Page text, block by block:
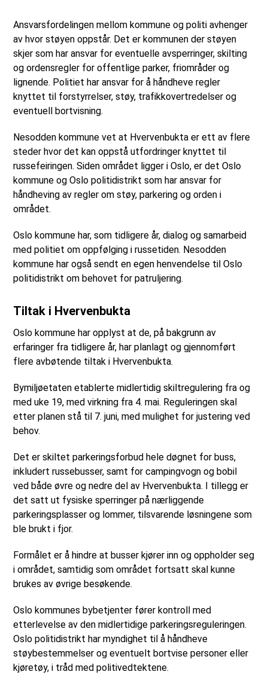
Ansvarsfordelingen mellom kommune og politi avhenger
av hvor støyen oppstår. Det er kommunen der støyen
skjer som har ansvar for eventuelle avsperringer, skilting
og ordensregler for offentlige parker, friområder og
lignende. Politiet har ansvar for å håndheve regler
knyttet til forstyrrelser, støy, trafikkovertredelser og
eventuell bortvisning.
Nesodden kommune vet at Hvervenbukta er ett av flere
steder hvor det kan oppstå utfordringer knyttet til
russefeiringen. Siden området ligger i Oslo, er det Oslo
kommune og Oslo politidistrikt som har ansvar for
håndheving av regler om støy, parkering og orden i
området.
Oslo kommune har, som tidligere år, dialog og samarbeid
med politiet om oppfølging i russetiden. Nesodden
kommune har også sendt en egen henvendelse til Oslo
politidistrikt om behovet for patruljering.
Tiltak i Hvervenbukta
Oslo kommune har opplyst at de, på bakgrunn av
erfaringer fra tidligere år, har planlagt og gjennomført
flere avbøtende tiltak i Hvervenbukta.
Bymiljøetaten etablerte midlertidig skiltregulering fra og
med uke 19, med virkning fra 4. mai. Reguleringen skal
etter planen stå til 7. juni, med mulighet for justering ved
behov.
Det er skiltet parkeringsforbud hele døgnet for buss,
inkludert russebusser, samt for campingvogn og bobil
ved både øvre og nedre del av Hvervenbukta. I tillegg er
det satt ut fysiske sperringer på nærliggende
parkeringsplasser og lommer, tilsvarende løsningene som
ble brukt i fjor.
Formålet er å hindre at busser kjører inn og oppholder seg
i området, samtidig som området fortsatt skal kunne
brukes av øvrige besøkende.
Oslo kommunes bybetjenter fører kontroll med
etterlevelse av den midlertidige parkeringsreguleringen.
Oslo politidistrikt har myndighet til å håndheve
støybestemmelser og eventuelt bortvise personer eller
kjøretøy, i tråd med politivedtektene.